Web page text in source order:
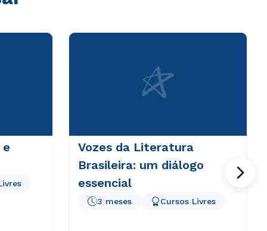
Vozes da Literatura
Brasileira: um diálogo
essencial
3 meses Cursos Livres